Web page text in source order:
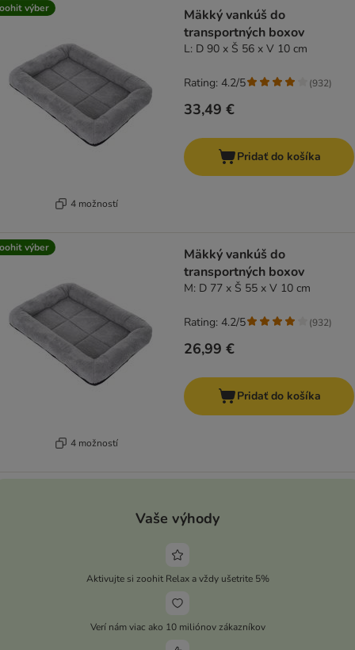
výber
4 možností
Mäkký vankúš do
transportných boxov
L: D 90 x Š 56 x V 10 cm
33,49 €
Rating: 4.2/5 (932)
Pridať do košíka
výber
4 možností
Mäkký vankúš do
transportných boxov
M: D 77 x Š 55 x V 10 cm
26,99 €
Rating: 4.2/5 (932)
Pridať do košíka
Vaše výhody
Aktivujte si zoohit Relax a vždy ušetrite 5%
Verí nám viac ako 10 miliónov zákazníkov